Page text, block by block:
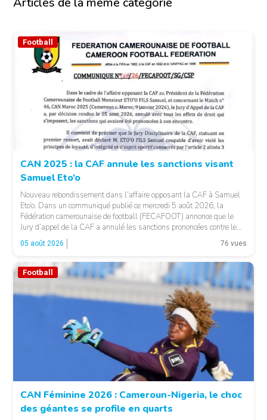
© Fecafoot
Football
CAN 2025 : la CAF annule les sanctions visant
Samuel Eto’o
Nouveau rebondissement dans l’affaire opposant la CAF à Samuel
Eto’o. Dans un communiqué publié ce mercredi 5 août 2026, la
Fédération camerounaise de football (FECAFOOT) annonce que le
Jury d’appel de la CAF a annulé les sanctions prononcées contre le
président de la fédération camerounaise. Le dossier concernait les
incidents survenus lors du match Cameroun-Maroc […]
05 août 2026 76 vues
Football
CAN Féminine 2026 : Cameroun-Nigeria, le choc
des géantes se profile en quarts